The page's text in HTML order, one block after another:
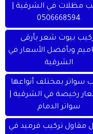
مظلات في الشرقية |
0506668594
بيوت شعر بأرقى
وبأفضل الأسعار في
الشرقية
سواتر بمختلف أنواعها
رخيصة في الشرقية |
سواتر الدمام
مقاول تركيب قرميد في